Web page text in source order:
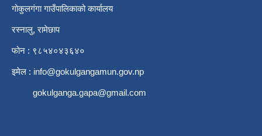
गोकुलगंगा गाउँपालिकाको कार्यालय
रस्नालु, रामेछाप
फोन : ९८५४०४३६४०
इमेल : info@gokulgangamun.gov.np
gokulganga.gapa@gmail.com